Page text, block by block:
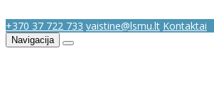
+370 37 722 733 vaistine@lsmu.lt Kontaktai
Navigacija